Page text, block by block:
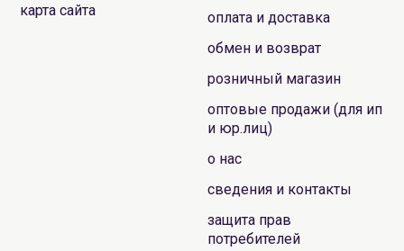
карта сайта
оплата и доставка
обмен и возврат
розничный магазин
оптовые продажи (для ип
и юр.лиц)
о нас
сведения и контакты
защита прав
потребителей